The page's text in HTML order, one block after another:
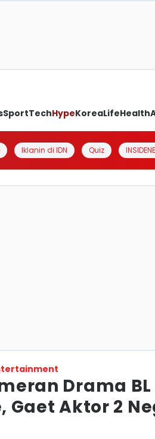
SportTechHypeKoreaLifeHealth
Iklanin di IDN Quiz
Drama
Gaet Aktor 2